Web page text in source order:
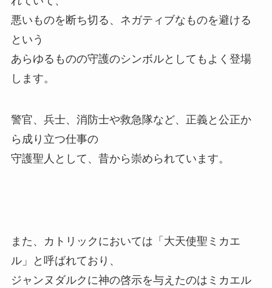
悪いものを断ち切る、ネガティブなものを避ける
という
あらゆるものの守護のシンボルとしてもよく登場
します。
警官、兵士、消防士や救急隊など、正義と公正か
ら成り立つ仕事の
守護聖人として、昔から崇められています。
また、カトリックにおいては「大天使聖ミカエ
ル」と呼ばれており、
ジャンヌダルクに神の啓示を与えたのはミカエル